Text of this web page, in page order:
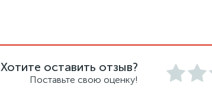
Хотите оставить отзыв?
Поставьте свою оценку!